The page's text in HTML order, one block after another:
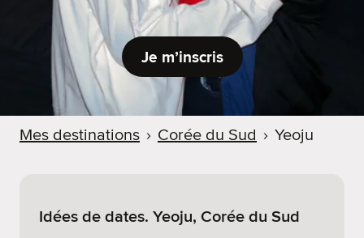
Je m’inscris
Mes destinations › Corée du Sud › Yeoju
Idées de dates. Yeoju, Corée du Sud